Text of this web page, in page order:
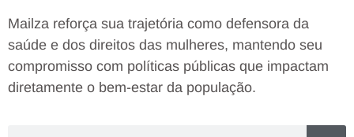
Mailza reforça sua trajetória como defensora da
saúde e dos direitos das mulheres, mantendo seu
compromisso com políticas públicas que impactam
diretamente o bem-estar da população.